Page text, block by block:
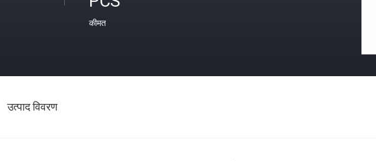
कीमत
उत्पाद विवरण